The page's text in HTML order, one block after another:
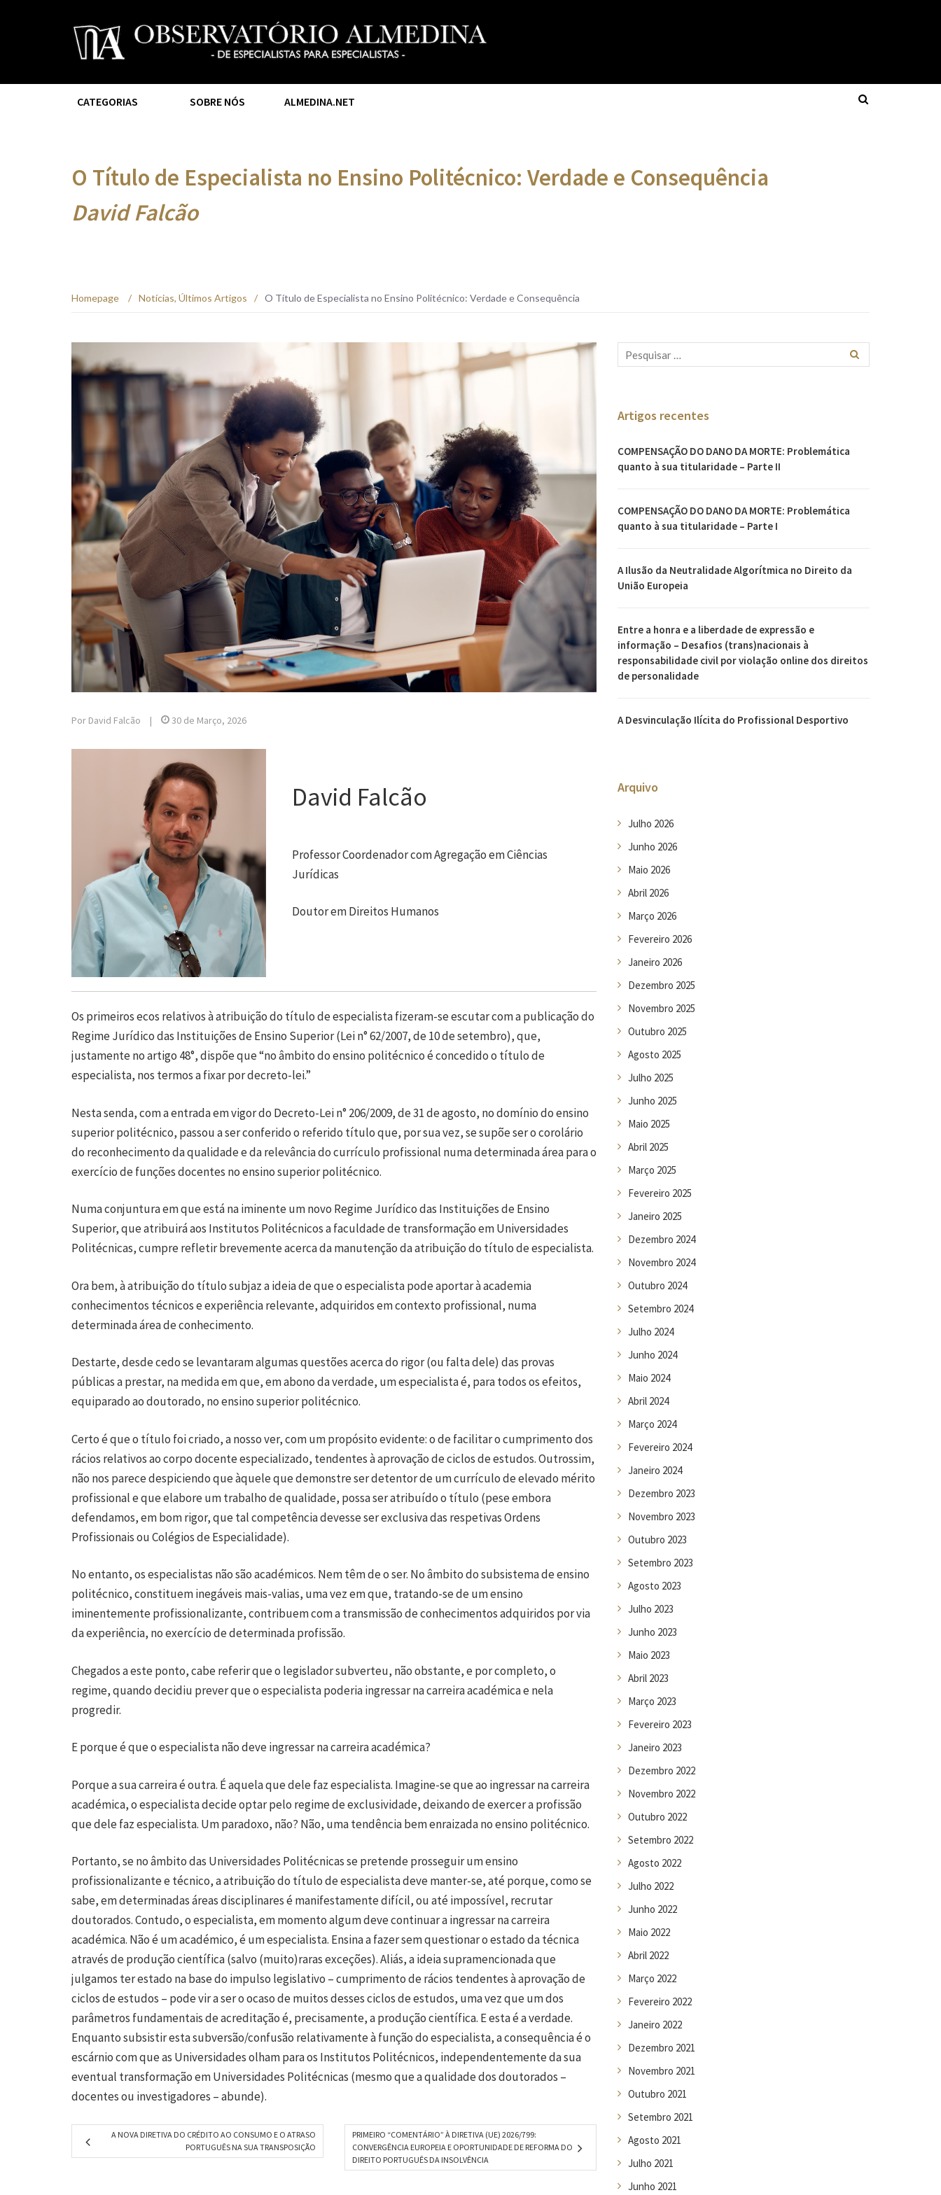
CATEGORIAS SOBRE NÓS ALMEDINA.NET
O Título de Especialista no Ensino Politécnico: Verdade e Consequência
David Falcão
Homepage / Notícias, Últimos Artigos / O Título de Especialista no Ensino Politécnico: Verdade e Consequência
Por David Falcão | 30 de Março, 2026
David Falcão
Professor Coordenador com Agregação em Ciências
Jurídicas
Doutor em Direitos Humanos
Os primeiros ecos relativos à atribuição do título de especialista fizeram-se escutar com a publicação do
Regime Jurídico das Instituições de Ensino Superior (Lei n° 62/2007, de 10 de setembro), que,
justamente no artigo 48°, dispõe que “no âmbito do ensino politécnico é concedido o título de
especialista, nos termos a fixar por decreto-lei.”
Nesta senda, com a entrada em vigor do Decreto-Lei n° 206/2009, de 31 de agosto, no domínio do ensino
superior politécnico, passou a ser conferido o referido título que, por sua vez, se supõe ser o corolário
do reconhecimento da qualidade e da relevância do currículo profissional numa determinada área para o
exercício de funções docentes no ensino superior politécnico.
Numa conjuntura em que está na iminente um novo Regime Jurídico das Instituições de Ensino
Superior, que atribuirá aos Institutos Politécnicos a faculdade de transformação em Universidades
Politécnicas, cumpre refletir brevemente acerca da manutenção da atribuição do título de especialista.
Ora bem, à atribuição do título subjaz a ideia de que o especialista pode aportar à academia
conhecimentos técnicos e experiência relevante, adquiridos em contexto profissional, numa
determinada área de conhecimento.
Destarte, desde cedo se levantaram algumas questões acerca do rigor (ou falta dele) das provas
públicas a prestar, na medida em que, em abono da verdade, um especialista é, para todos os efeitos,
equiparado ao doutorado, no ensino superior politécnico.
Certo é que o título foi criado, a nosso ver, com um propósito evidente: o de facilitar o cumprimento dos
rácios relativos ao corpo docente especializado, tendentes à aprovação de ciclos de estudos. Outrossim,
não nos parece despiciendo que àquele que demonstre ser detentor de um currículo de elevado mérito
profissional e que elabore um trabalho de qualidade, possa ser atribuído o título (pese embora
defendamos, em bom rigor, que tal competência devesse ser exclusiva das respetivas Ordens
Profissionais ou Colégios de Especialidade).
No entanto, os especialistas não são académicos. Nem têm de o ser. No âmbito do subsistema de ensino
politécnico, constituem inegáveis mais-valias, uma vez em que, tratando-se de um ensino
iminentemente profissionalizante, contribuem com a transmissão de conhecimentos adquiridos por via
da experiência, no exercício de determinada profissão.
Chegados a este ponto, cabe referir que o legislador subverteu, não obstante, e por completo, o
regime, quando decidiu prever que o especialista poderia ingressar na carreira académica e nela
progredir.
E porque é que o especialista não deve ingressar na carreira académica?
Porque a sua carreira é outra. É aquela que dele faz especialista. Imagine-se que ao ingressar na carreira
académica, o especialista decide optar pelo regime de exclusividade, deixando de exercer a profissão
que dele faz especialista. Um paradoxo, não? Não, uma tendência bem enraizada no ensino politécnico.
Portanto, se no âmbito das Universidades Politécnicas se pretende prosseguir um ensino
profissionalizante e técnico, a atribuição do título de especialista deve manter-se, até porque, como se
sabe, em determinadas áreas disciplinares é manifestamente difícil, ou até impossível, recrutar
doutorados. Contudo, o especialista, em momento algum deve continuar a ingressar na carreira
académica. Não é um académico, é um especialista. Ensina a fazer sem questionar o estado da técnica
através de produção científica (salvo (muito)raras exceções). Aliás, a ideia supramencionada que
julgamos ter estado na base do impulso legislativo – cumprimento de rácios tendentes à aprovação de
ciclos de estudos – pode vir a ser o ocaso de muitos desses ciclos de estudos, uma vez que um dos
parâmetros fundamentais de acreditação é, precisamente, a produção científica. E esta é a verdade.
Enquanto subsistir esta subversão/confusão relativamente à função do especialista, a consequência é o
escárnio com que as Universidades olham para os Institutos Politécnicos, independentemente da sua
eventual transformação em Universidades Politécnicas (mesmo que a qualidade dos doutorados –
docentes ou investigadores – abunde).
A NOVA DIRETIVA DO CRÉDITO AO CONSUMO E O ATRASO
PORTUGUÊS NA SUA TRANSPOSIÇÃO
PRIMEIRO “COMENTÁRIO” À DIRETIVA (UE) 2026/799:
CONVERGÊNCIA EUROPEIA E OPORTUNIDADE DE REFORMA DO
DIREITO PORTUGUÊS DA INSOLVÊNCIA
Artigos recentes
COMPENSAÇÃO DO DANO DA MORTE: Problemática
quanto à sua titularidade – Parte II
COMPENSAÇÃO DO DANO DA MORTE: Problemática
quanto à sua titularidade – Parte I
A Ilusão da Neutralidade Algorítmica no Direito da
União Europeia
Entre a honra e a liberdade de expressão e
informação – Desafios (trans)nacionais à
responsabilidade civil por violação online dos direitos
de personalidade
A Desvinculação Ilícita do Profissional Desportivo
Arquivo
Julho 2026
Junho 2026
Maio 2026
Abril 2026
Março 2026
Fevereiro 2026
Janeiro 2026
Dezembro 2025
Novembro 2025
Outubro 2025
Agosto 2025
Julho 2025
Junho 2025
Maio 2025
Abril 2025
Março 2025
Fevereiro 2025
Janeiro 2025
Dezembro 2024
Novembro 2024
Outubro 2024
Setembro 2024
Julho 2024
Junho 2024
Maio 2024
Abril 2024
Março 2024
Fevereiro 2024
Janeiro 2024
Dezembro 2023
Novembro 2023
Outubro 2023
Setembro 2023
Agosto 2023
Julho 2023
Junho 2023
Maio 2023
Abril 2023
Março 2023
Fevereiro 2023
Janeiro 2023
Dezembro 2022
Novembro 2022
Outubro 2022
Setembro 2022
Agosto 2022
Julho 2022
Junho 2022
Maio 2022
Abril 2022
Março 2022
Fevereiro 2022
Janeiro 2022
Dezembro 2021
Novembro 2021
Outubro 2021
Setembro 2021
Agosto 2021
Julho 2021
Junho 2021